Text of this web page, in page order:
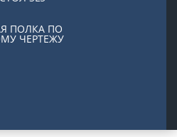
ПОЛКА ПО
ЧЕРТЕЖУ